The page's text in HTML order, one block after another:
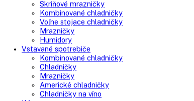
Voľne stojace spotrebiče
Skriňové mrazničky
Kombinované chladničky
Voľne stojace chladničky
Mrazničky
Humidory
Vstavané spotrebiče
Kombinované chladničky
Chladničky
Mrazničky